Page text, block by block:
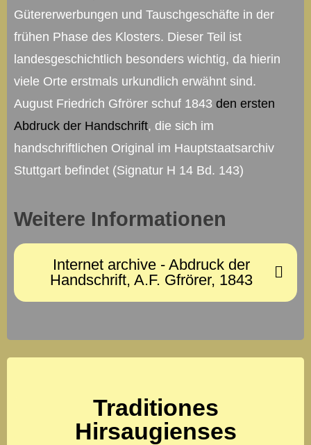
Gütererwerbungen und Tauschgeschäfte in der
frühen Phase des Klosters. Dieser Teil ist
landesgeschichtlich besonders wichtig, da hierin
viele Orte erstmals urkundlich erwähnt sind.
August Friedrich Gfrörer schuf 1843 den ersten
Abdruck der Handschrift, die sich im
handschriftlichen Original im Hauptstaatsarchiv
Stuttgart befindet (Signatur H 14 Bd. 143)
Weitere Informationen
Internet archive - Abdruck der
Handschrift, A.F. Gfrörer, 1843
Traditiones
Hirsaugienses